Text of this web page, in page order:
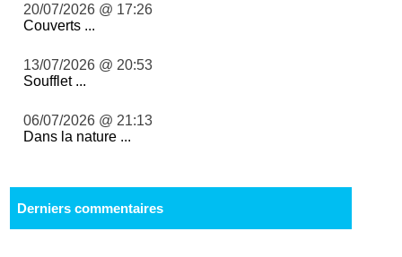
20/07/2026 @ 17:26
Couverts ...
13/07/2026 @ 20:53
Soufflet ...
06/07/2026 @ 21:13
Dans la nature ...
Derniers commentaires